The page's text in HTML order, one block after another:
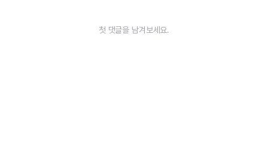
첫 댓글을 남겨보세요.